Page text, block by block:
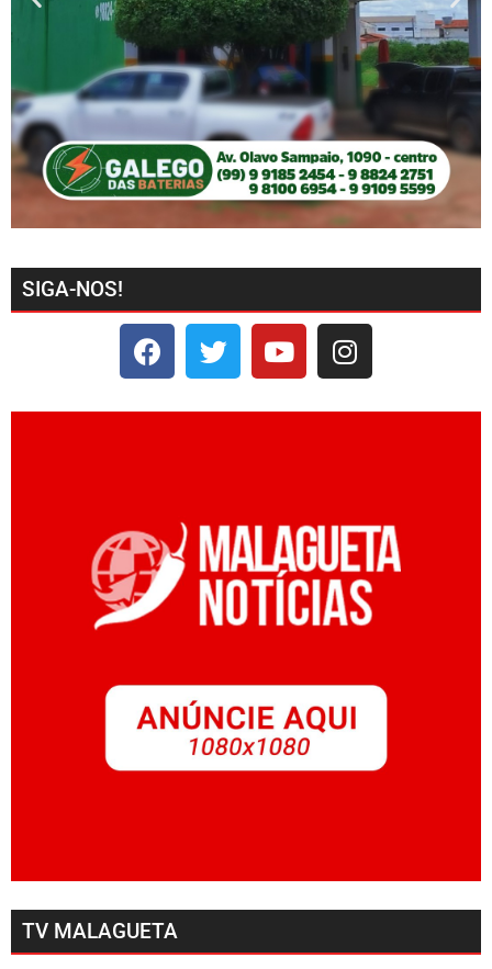
SIGA-NOS!
TV MALAGUETA